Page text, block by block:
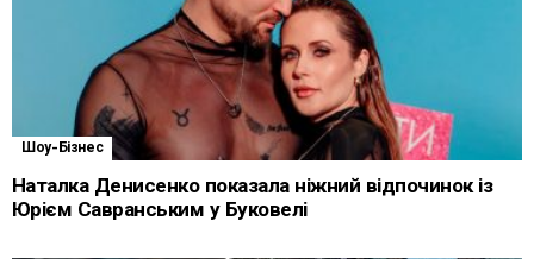
Шоу-Бізнес
Наталка Денисенко показала ніжний відпочинок із
Юрієм Савранським у Буковелі